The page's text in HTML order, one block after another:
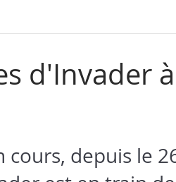
d'Invader à
depuis le